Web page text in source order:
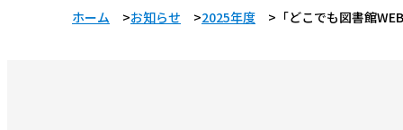
ホーム お知らせ 2025年度 「どこでも図書館